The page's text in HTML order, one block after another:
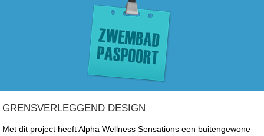
GRENSVERLEGGEND DESIGN
Met dit project heeft Alpha Wellness Sensations een buitengewone